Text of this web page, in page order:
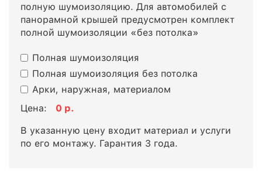
полную шумоизоляцию. Для автомобилей с
панорамной крышей предусмотрен комплект
полной шумоизоляции «без потолка»
Полная шумоизоляция
Полная шумоизоляция без потолка
Арки, наружная, материалом
Цена:
0 р.
В указанную цену входит материал и услуги
по его монтажу. Гарантия 3 года.